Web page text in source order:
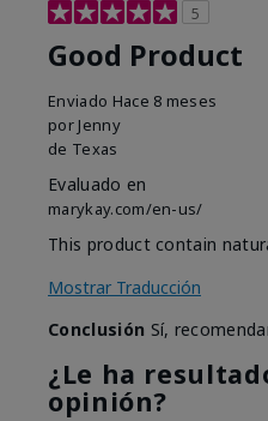
5
Good Product
Enviado Hace 8 meses
por Jenny
de Texas
Evaluado en
marykay.com/en-us/
This product contain
Mostrar Traducción
Conclusión Sí,
¿Le ha
opinión?